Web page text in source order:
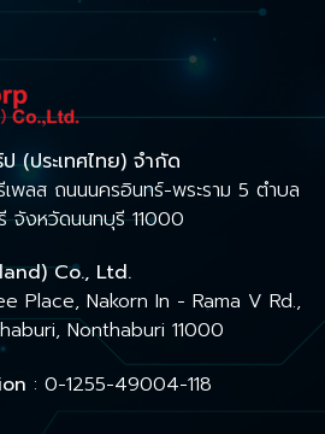
(ประเทศไทย) จำกัด
พลส ถนนนครอินทร์-พระราม 5 ตำบล
จังหวัดนนทบุรี 11000
Co., Ltd.
Place, Nakorn In - Rama V Rd.,
Nonthaburi 11000
: 0-1255-49004-118